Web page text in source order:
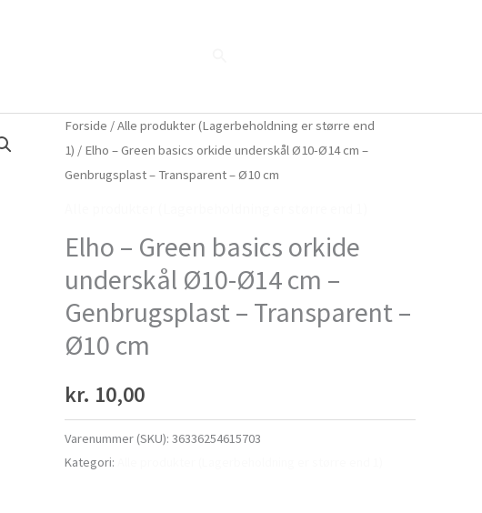
Forside /Alle produkter (Lagerbeholdning er større end
1) / Elho – Green basics orkide underskål Ø10-Ø14 cm –
Genbrugsplast – Transparent – Ø10 cm
Elho – Green basics orkide
underskål Ø10-Ø14 cm –
Genbrugsplast – Transparent –
Ø10 cm
kr. 10,00
Varenummer (SKU):36336254615703
Kategori: